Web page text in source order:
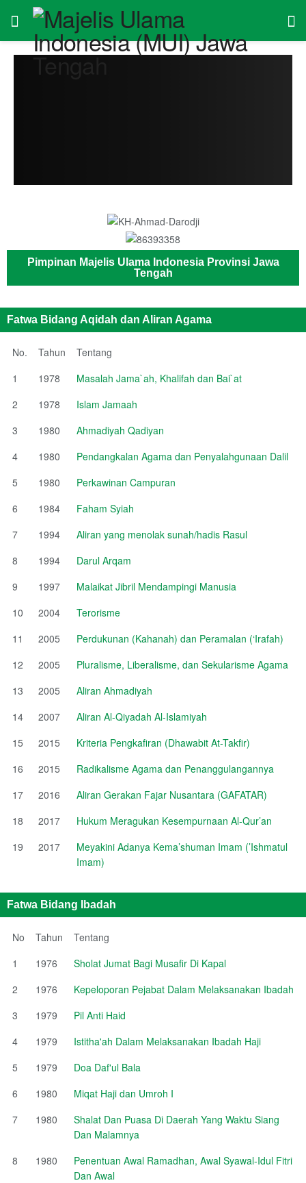
Pimpinan Majelis Ulama Indonesia Provinsi Jawa
Tengah
Fatwa Bidang Aqidah dan Aliran Agama
No. Tahun
Tentang
1
1978
Masalah Jama`ah, Khalifah dan Bai`at
2
1978
Islam Jamaah
3
1980
Ahmadiyah Qadiyan
4
1980
Pendangkalan Agama dan Penyalahgunaan Dalil
5
1980
Perkawinan Campuran
6
1984
Faham Syiah
7
1994
Aliran yang menolak sunah/hadis Rasul
8
1994
Darul Arqam
9
1997
Malaikat Jibril Mendampingi Manusia
10
2004
Terorisme
11
2005
Perdukunan (Kahanah) dan Peramalan (‘Irafah)
12
2005
Pluralisme, Liberalisme, dan Sekularisme Agama
13
2005
Aliran Ahmadiyah
14
2007
Aliran Al-Qiyadah Al-Islamiyah
15
2015
Kriteria Pengkafiran (Dhawabit At-Takfir)
16
2015
Radikalisme Agama dan Penanggulangannya
17
2016
Aliran Gerakan Fajar Nusantara (GAFATAR)
18
2017
Hukum Meragukan Kesempurnaan Al-Qur’an
19
2017
Meyakini Adanya Kema’shuman Imam (’Ishmatul
Imam)
Fatwa Bidang Ibadah
No Tahun
Tentang
1
1976
Sholat Jumat Bagi Musafir Di Kapal
2
1976
Kepeloporan Pejabat Dalam Melaksanakan Ibadah
3
1979
Pil Anti Haid
4
1979
Istitha'ah Dalam Melaksanakan Ibadah Haji
5
1979
Doa Daf'ul Bala
6
1980
Miqat Haji dan Umroh I
7
1980
Shalat Dan Puasa Di Daerah Yang Waktu Siang
Dan Malamnya
8
1980
Penentuan Awal Ramadhan, Awal Syawal-Idul Fitri
Dan Awal